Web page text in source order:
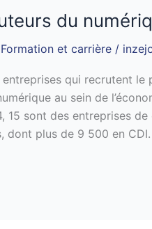
du
Formation et carrière /
qui recrutent le
au sein de
15 sont des entreprises
dont plus de 9 500 en CDI.